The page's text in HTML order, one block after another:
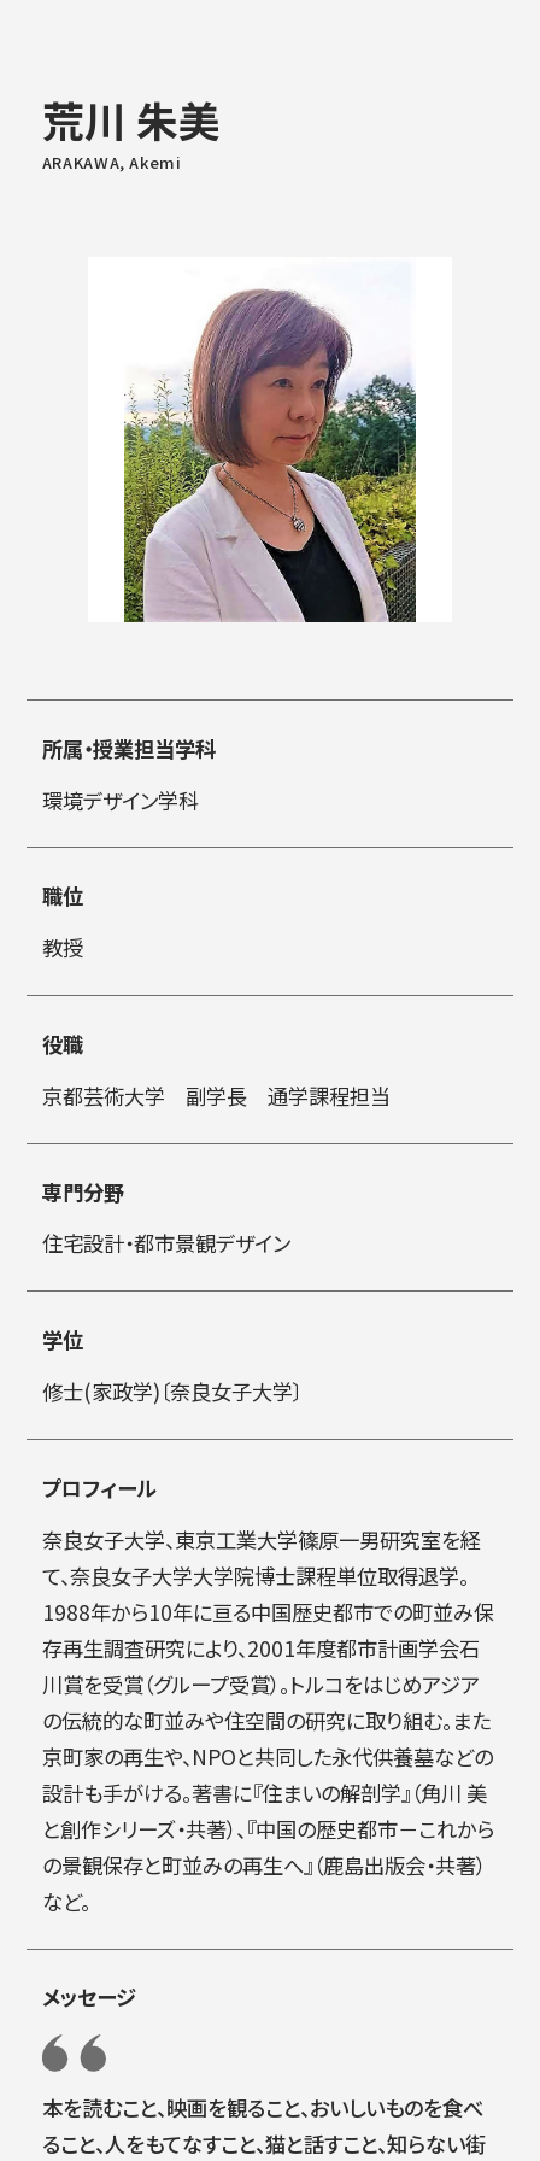
高校生・受験生の方
教育・社会連携
学生生活・就職
日本
简体字 繁体字
通信教育部
藝術学舎（公開講座）
荒川 朱美
ARAKAWA, Akemi
所属・授業担当学科
環境デザイン学科
職位
教授
役職
京都芸術大学 副学⻑ 通学課程担当
専門分野
住宅設計・都市景観デザイン
学位
修士(家政学)〔奈良女子大学〕
プロフィール
奈良女子大学、東京工業大学篠原一男研究室を経
て、奈良女子大学大学院博士課程単位取得退学。
1988年から10年に亘る中国歴史都市での町並み保
存再生調査研究により、2001年度都市計画学会石
川賞を受賞（グループ受賞）。トルコをはじめアジア
の伝統的な町並みや住空間の研究に取り組む。また
京町家の再生や、NPOと共同した永代供養墓などの
設計も手がける。著書に『住まいの解剖学』（角川 美
と創作シリーズ・共著）、『中国の歴史都市－これから
の景観保存と町並みの再生へ』（鹿島出版会・共著）
など。
メッセージ
本を読むこと、映画を観ること、おいしいものを食べ
ること、人をもてなすこと、猫と話すこと、知らない街